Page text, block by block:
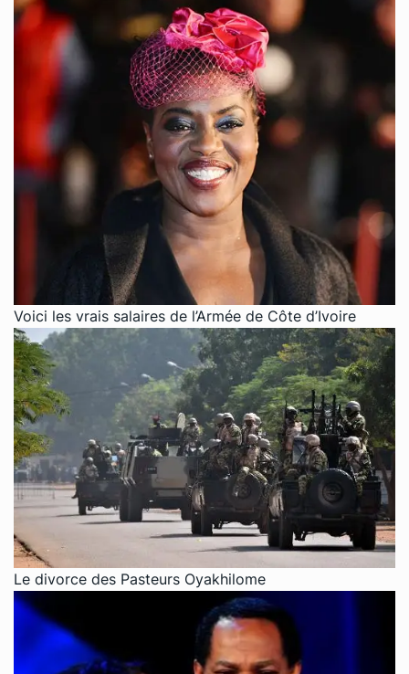
Voici les vrais salaires de l’Armée de Côte d’Ivoire
Le divorce des Pasteurs Oyakhilome